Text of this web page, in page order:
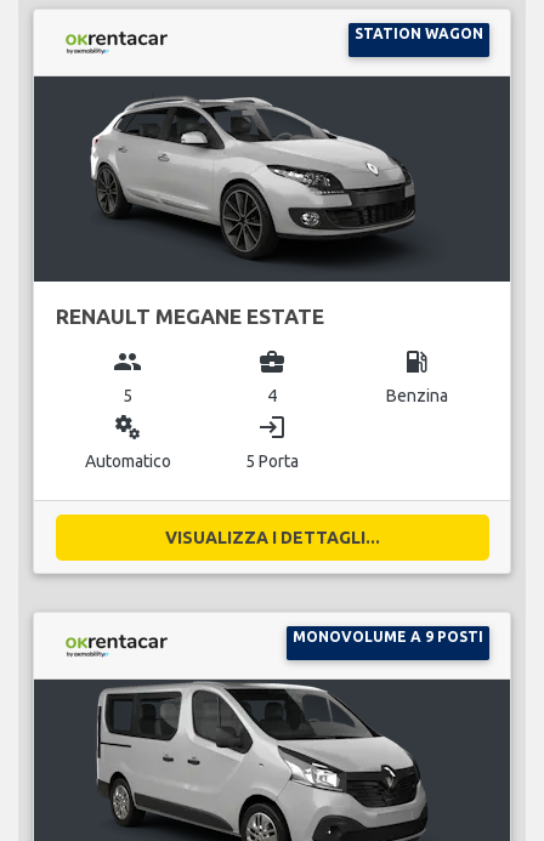
STATION WAGON
RENAULT MEGANE ESTATE
group
5
business_center
4
local_gas_station
Benzina
miscellaneous_services
Automatico
login
5 Porta
VISUALIZZA I DETTAGLI...
MONOVOLUME A 9 POSTI